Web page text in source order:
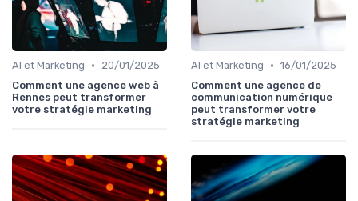
AI et Marketing •
20/01/2025
Comment une agence web à
Rennes peut transformer
votre stratégie marketing
AI et Marketing • 16/01/2025
Comment une agence de
communication numérique
peut transformer votre
stratégie marketing